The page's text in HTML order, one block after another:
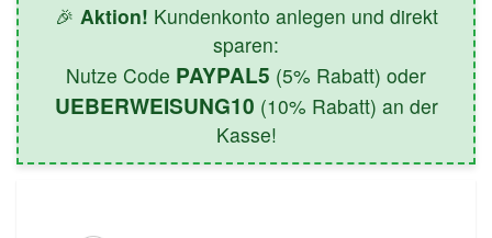
🎉 Aktion! Kundenkonto anlegen und direkt
sparen:
Nutze Code PAYPAL5 (5% Rabatt) oder
UEBERWEISUNG10 (10% Rabatt) an der
Kasse!